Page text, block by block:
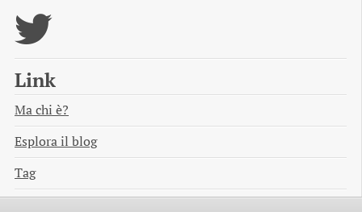
Link
Ma chi è?
Esplora il blog
Tag